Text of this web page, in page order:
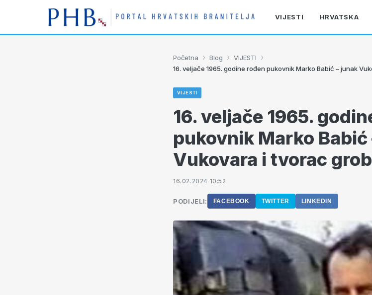
VIJESTI HRVATSKA
Početna › Blog › VIJESTI ›
16. veljače 1965. godine rođen pukovnik Marko Babić – junak
VIJESTI
16. veljače 1965.
pukovnik Marko Babić
Vukovara i tvorac
16.02.2024 10:52
PODIJELI: FACEBOOK TWITTER LINKEDIN